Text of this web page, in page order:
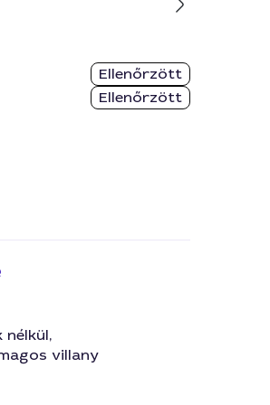
Ellenőrzött
Ellenőrzött
nélkül,
villany